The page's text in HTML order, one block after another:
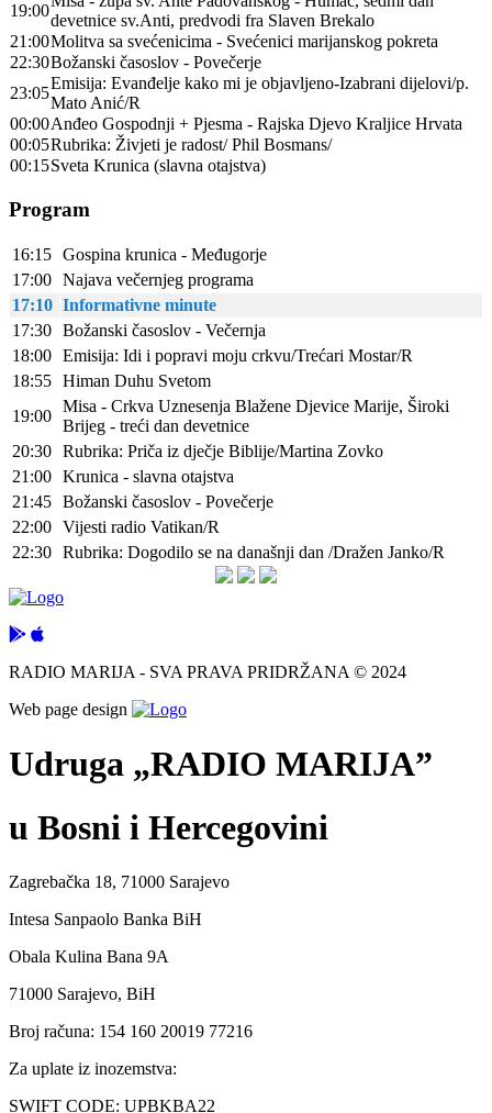
19:00
devetnice sv.Anti, predvodi fra Slaven Brekalo
21:00Molitva sa svećenicima - Svećenici marijanskog pokreta
22:30Božanski časoslov - Povečerje
23:05
Emisija: Evanđelje kako mi je objavljeno-Izabrani dijelovi/p.
Mato Anić/R
00:00Anđeo Gospodnji + Pjesma - Rajska Djevo Kraljice Hrvata
00:05Rubrika: Živjeti je radost/ Phil Bosmans/
00:15Sveta Krunica (slavna otajstva)
Program
16:15 Gospina krunica - Međugorje
17:00 Najava večernjeg programa
17:10 Informativne minute
17:30 Božanski časoslov - Večernja
18:00 Emisija: Idi i popravi moju crkvu/Trećari Mostar/R
18:55 Himan Duhu Svetom
19:00
Misa - Crkva Uznesenja Blažene Djevice Marije, Široki
Brijeg - treći dan devetnice
20:30 Rubrika: Priča iz dječje Biblije/Martina Zovko
21:00 Krunica - slavna otajstva
21:45 Božanski časoslov - Povečerje
22:00 Vijesti radio Vatikan/R
22:30 Rubrika: Dogodilo se na današnji dan /Dražen Janko/R
RADIO MARIJA - SVA PRAVA PRIDRŽANA © 2024
Web page design
Udruga „RADIO MARIJA”
u Bosni i Hercegovini
Zagrebačka 18, 71000 Sarajevo
Intesa Sanpaolo Banka BiH
Obala Kulina Bana 9A
71000 Sarajevo, BiH
Broj računa: 154 160 20019 77216
Za uplate iz inozemstva:
SWIFT CODE: UPBKBA22